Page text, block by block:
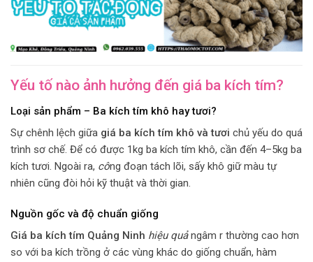
Yếu tố nào ảnh hưởng đến giá ba kích tím?
Loại sản phẩm – Ba kích tím khô hay tươi?
Sự chênh lệch giữa giá ba kích tím khô và tươi chủ yếu do quá
trình sơ chế. Để có được 1kg ba kích tím khô, cần đến 4–5kg ba
kích tươi. Ngoài ra, công đoạn tách lõi, sấy khô giữ màu tự
nhiên cũng đòi hỏi kỹ thuật và thời gian.
Nguồn gốc và độ chuẩn giống
Giá ba kích tím Quảng Ninh hiệu quảngâm r thường cao hơn
so với ba kích trồng ở các vùng khác do giống chuẩn, hàm